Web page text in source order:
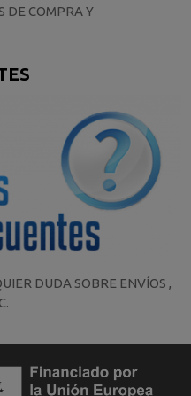
COMPRA Y
DUDA SOBRE ENVÍOS ,